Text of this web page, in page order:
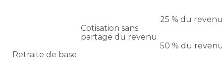
Retraite de base
Cotisation sans
partage du revenu
25 % du
50 % du